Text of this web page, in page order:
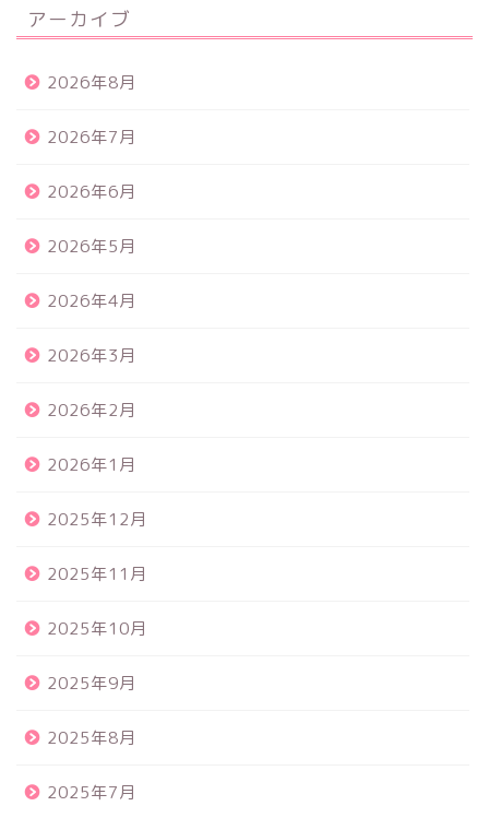
アーカイブ
2026年8月
2026年7月
2026年6月
2026年5月
2026年4月
2026年3月
2026年2月
2026年1月
2025年12月
2025年11月
2025年10月
2025年9月
2025年8月
2025年7月